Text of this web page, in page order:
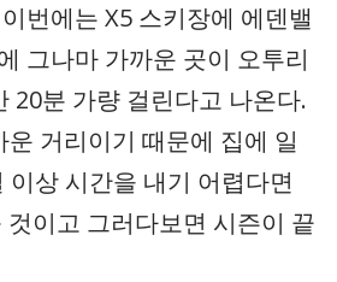
번에는 X5 스키장에 에덴밸
그나마 가까운 곳이 오투리
20분 가량 걸린다고 나온다.
거리이기 때문에 집에 일
이상 시간을 내기 어렵다면
이고 그러다보면 시즌이 끝